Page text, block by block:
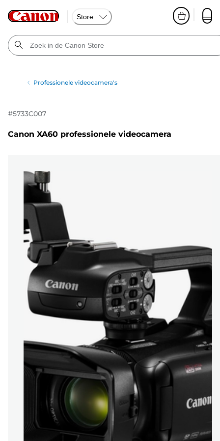
Store
Professionele videocamera's
#5733C007
Canon XA60 professionele videocamera